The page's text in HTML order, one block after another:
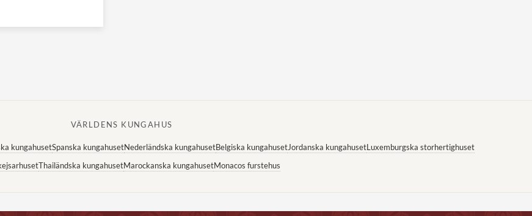
VÄRLDENS KUNGAHUS
kungahusetSpanska kungahusetNederländska kungahusetBelgiska kungahusetJordanska kungahusetLuxemburgska storhertighuset
Thailändska kungahusetMarockanska kungahusetMonacos furstehus